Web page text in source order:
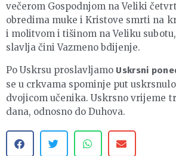
večerom Gospodnjom na Veliki
obredima muke i Kristove smrti na
i molitvom i tišinom na Veliku
slavlja čini Vazmeno bdijenje.
Po Uskrsu proslavljamo Uskrsni
se u crkvama spominje put
dvojicom učenika. Uskrsno vrijeme
dana, odnosno do Duhova.